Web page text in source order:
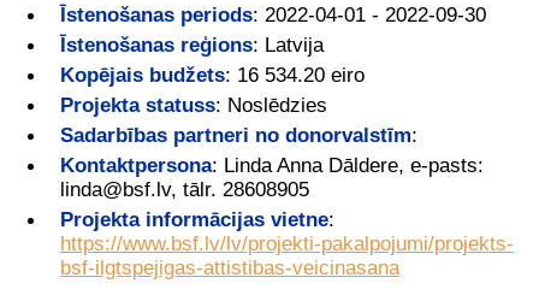
Īstenošanas periods: 2022-04-01 - 2022-09-30
Īstenošanas reģions: Latvija
Kopējais budžets: 16 534.20 eiro
Projekta statuss: Noslēdzies
Sadarbības partneri no donorvalstīm:
Kontaktpersona: Linda Anna Dāldere, e-pasts:
linda@bsf.lv, tālr. 28608905
Projekta informācijas vietne:
https://www.bsf.lv/lv/projekti-pakalpojumi/projekts-
bsf-ilgtspejigas-attistibas-veicinasana